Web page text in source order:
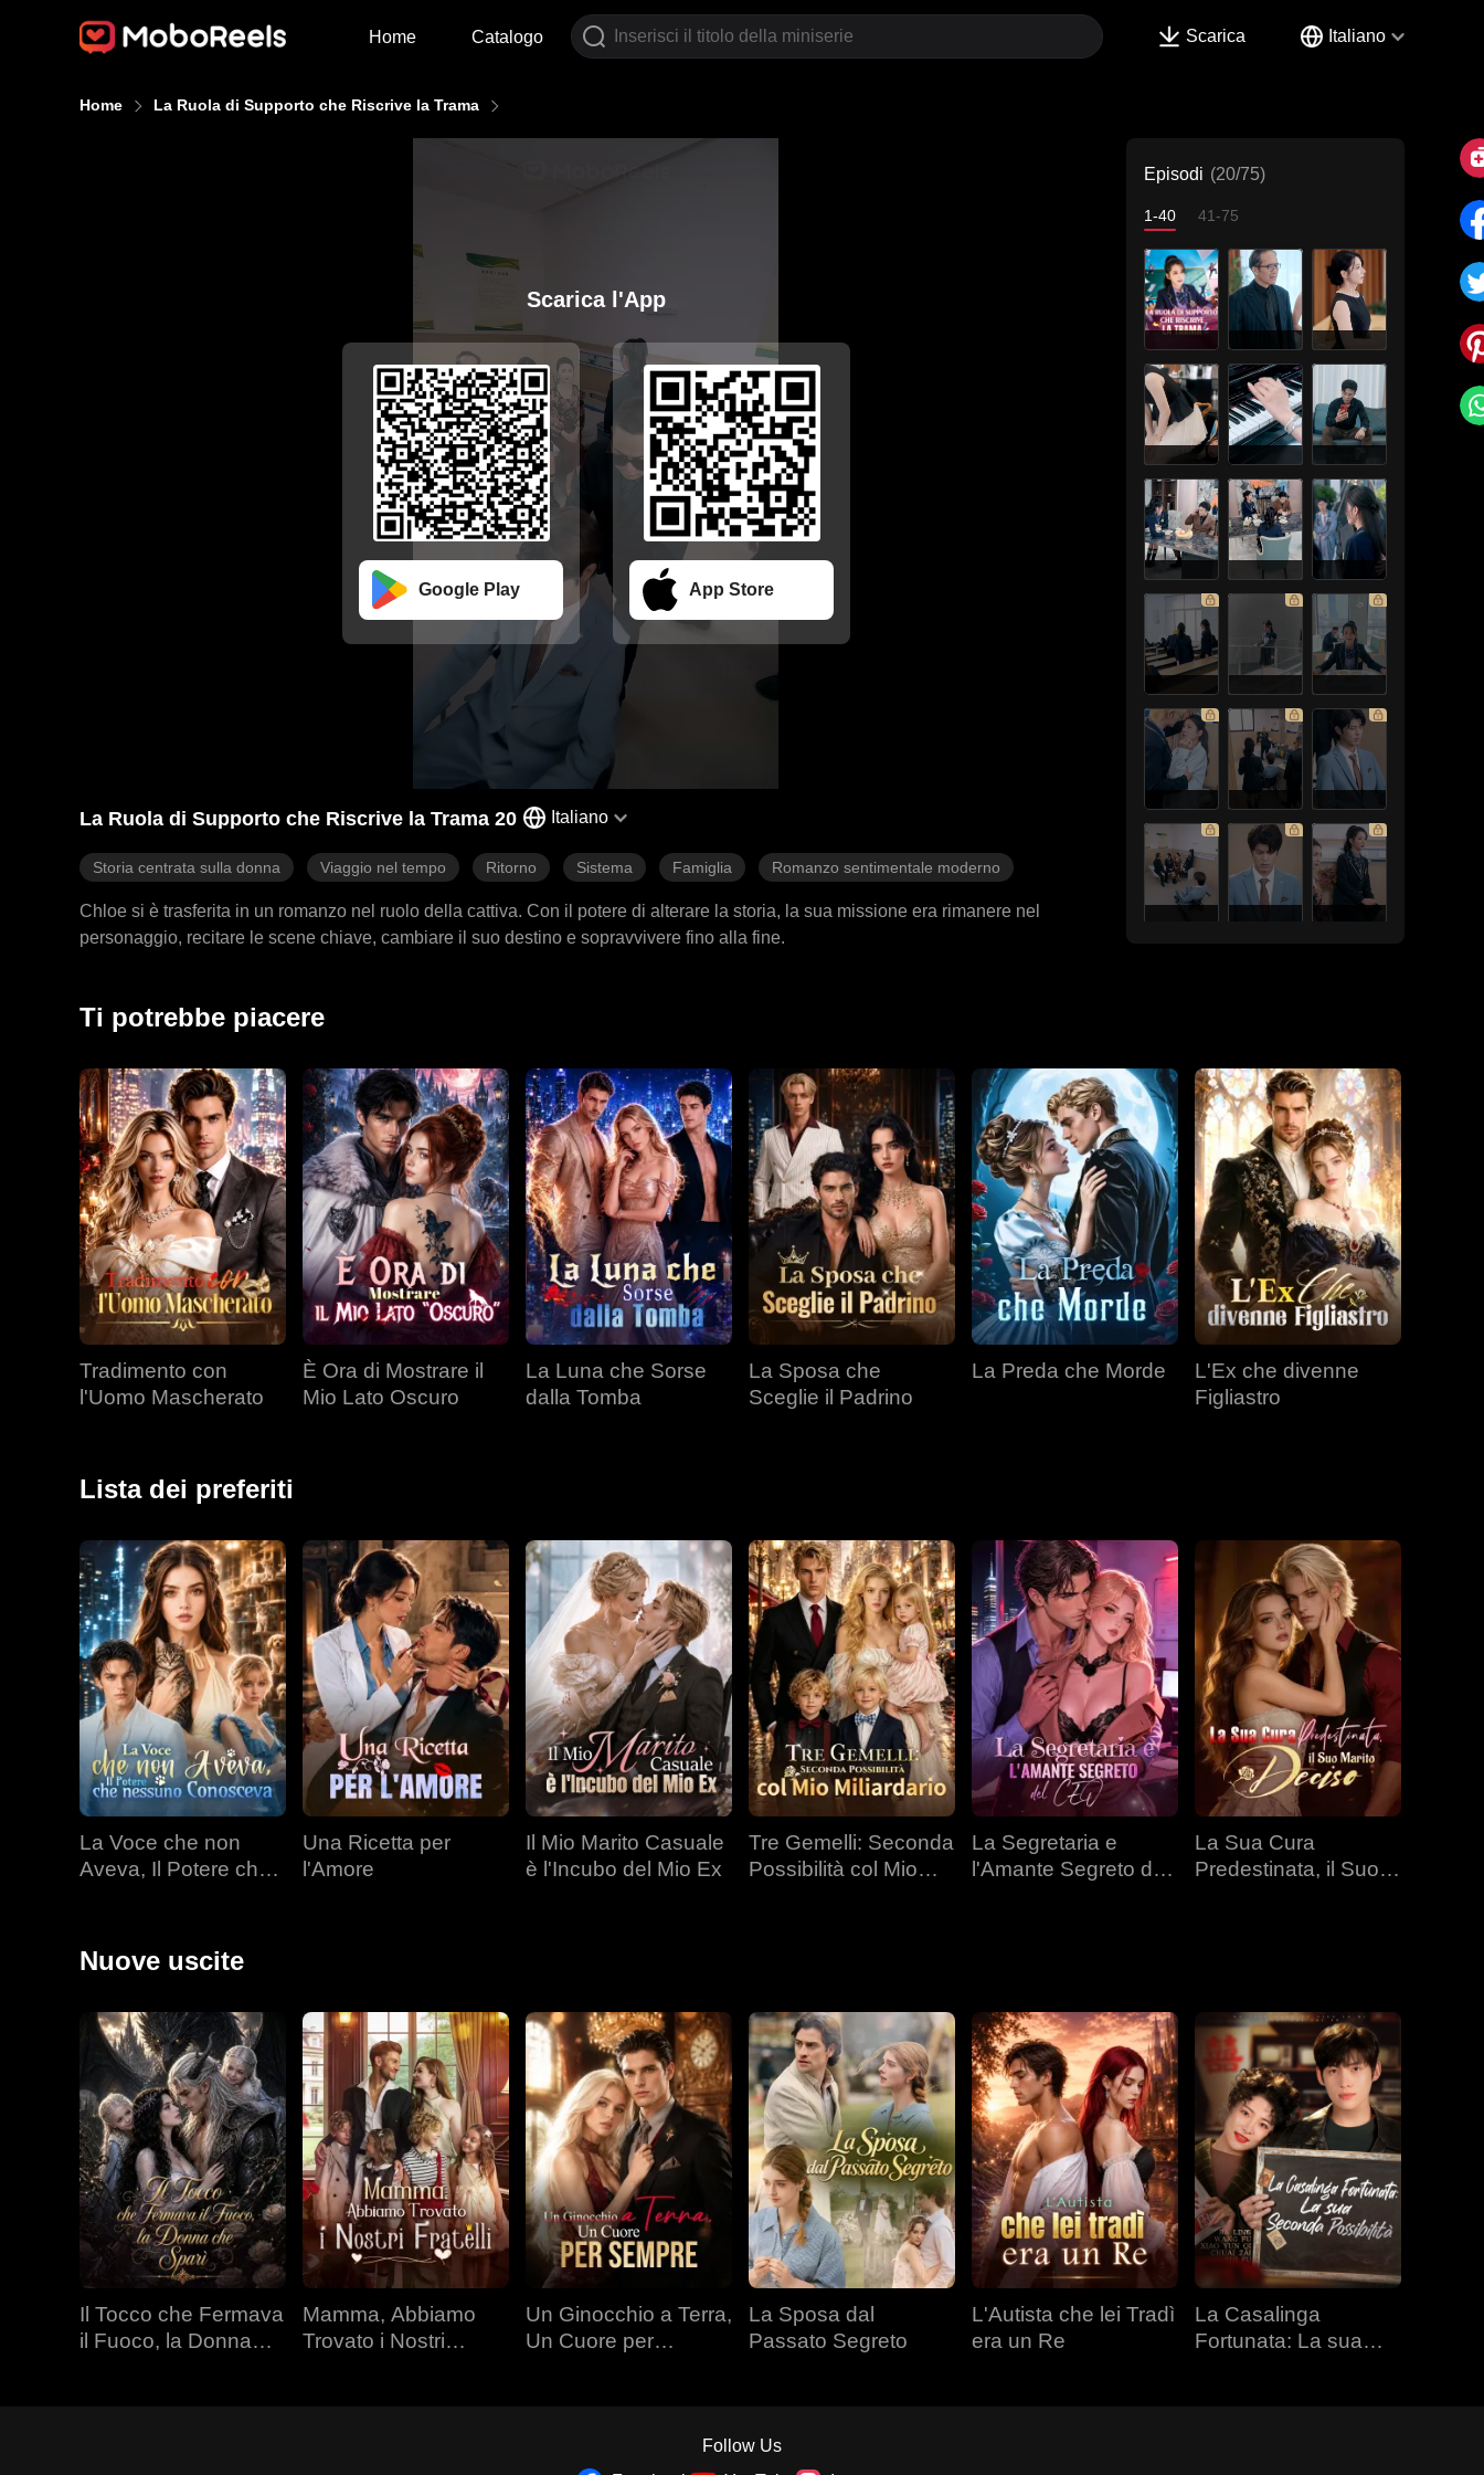
Home Catalogo Scarica Italiano
Home La Ruola di Supporto che Riscrive la Trama
Scarica l'App
Google Play App Store
La Ruola di Supporto che Riscrive la Trama 20 Italiano
Storia centrata sulla donna Viaggio nel tempo Ritorno Sistema Famiglia Romanzo sentimentale moderno
Chloe si è trasferita in un romanzo nel ruolo della cattiva. Con il potere di alterare la storia, la sua missione era rimanere nel
personaggio, recitare le scene chiave, cambiare il suo destino e sopravvivere fino alla fine.
Episodi (20/75)
1-40 41-75
Ti potrebbe piacere
Tradimento con
l'Uomo Mascherato
È Ora di Mostrare il
Mio Lato Oscuro
La Luna che Sorse
dalla Tomba
La Sposa che
Sceglie il Padrino
La Preda che Morde
L'Ex che divenne
Figliastro
Lista dei preferiti
La Voce che non
Aveva, Il Potere che
Una Ricetta per
l'Amore
Il Mio Marito Casuale
è l'Incubo del Mio Ex
Tre Gemelli: Seconda
Possibilità col Mio
La Segretaria e
l'Amante Segreto del
La Sua Cura
Predestinata, il Suo
Nuove uscite
Il Tocco che Fermava
il Fuoco, la Donna
Mamma, Abbiamo
Trovato i Nostri
Un Ginocchio a Terra,
Un Cuore per
La Sposa dal
Passato Segreto
L'Autista che lei Tradì
era un Re
La Casalinga
Fortunata: La sua
Follow Us